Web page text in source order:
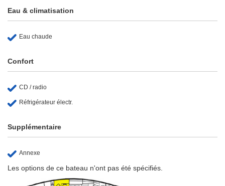
Eau & climatisation
Eau chaude
Confort
CD / radio
Réfrigérateur électr.
Supplémentaire
Annexe
Les options de ce bateau n'ont pas été spécifiés.